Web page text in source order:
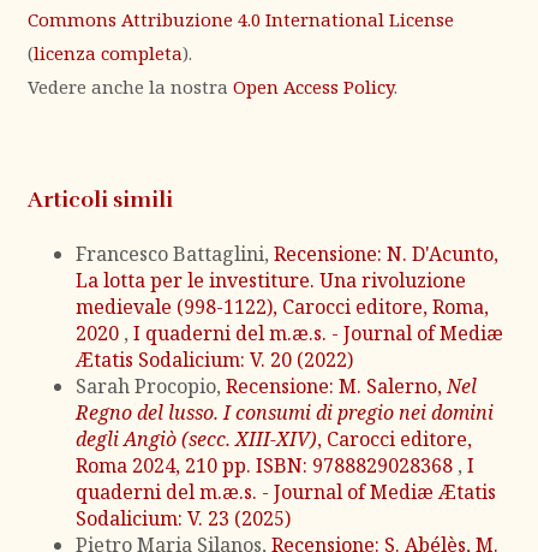
Commons Attribuzione 4.0 International License
(licenza completa).
Vedere anche la nostra Open Access Policy.
Articoli simili
Francesco Battaglini, Recensione: N. D'Acunto,
La lotta per le investiture. Una rivoluzione
medievale (998-1122), Carocci editore, Roma,
2020 , I quaderni del m.æ.s. - Journal of Mediæ
Ætatis Sodalicium: V. 20 (2022)
Sarah Procopio, Recensione: M. Salerno,Nel
Regno del lusso. I consumi di pregio nei domini
degli Angiò (secc. XIII-XIV), Carocci editore,
Roma 2024, 210 pp. ISBN: 9788829028368 , I
quaderni del m.æ.s. - Journal of Mediæ Ætatis
Sodalicium: V. 23 (2025)
Pietro Maria Silanos, Recensione: S. Abélès, M.